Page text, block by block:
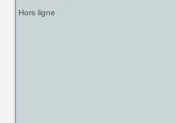
Hors ligne